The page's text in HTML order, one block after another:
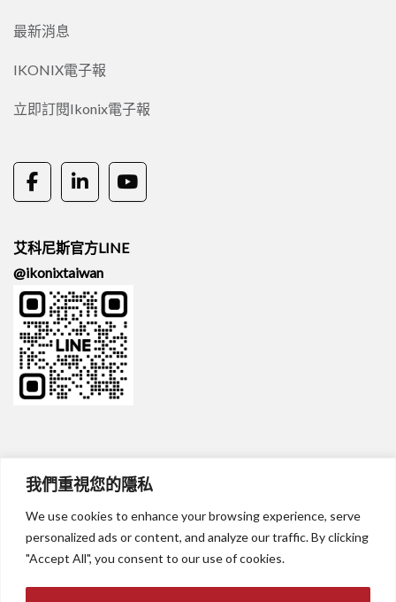
我們重視您的隱私
We use cookies to enhance your browsing experience, serve
personalized ads or content, and analyze our traffic. By clicking
"Accept All", you consent to our use of cookies.
最新消息
IKONIX電子報
立即訂閱Ikonix電子報
艾科尼斯官方LINE
@ikonixtaiwan
© 2025 Ikonix Taiwan Co, Ltd.